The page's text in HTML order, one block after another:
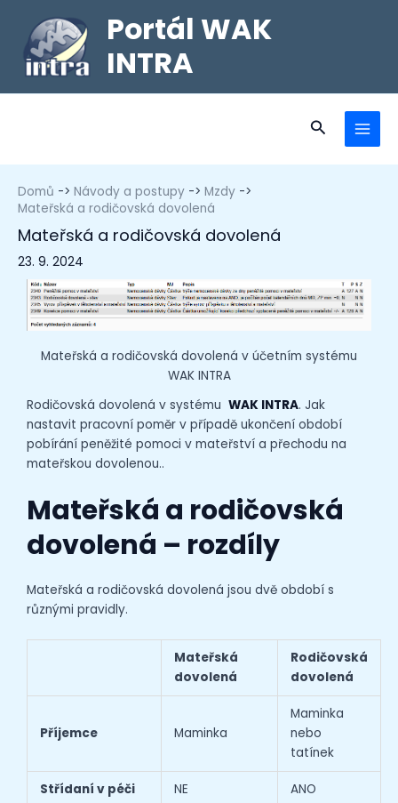
Portál WAK
INTRA
Domů Návody a postupy
Mzdy
Mateřská a rodičovská dovolená
Mateřská a rodičovská dovolená
23. 9. 2024
Mateřská a rodičovská dovolená v účetním systému
WAK INTRA
Rodičovská dovolená v systému WAK INTRA. Jak
nastavit pracovní poměr v případě ukončení období
pobírání peněžité pomoci v mateřství a přechodu na
mateřskou dovolenou..
Mateřská a rodičovská
dovolená – rozdíly
Mateřská a rodičovská dovolená jsou dvě období s
různými pravidly.
Mateřská
dovolená
Rodičovská
dovolená
Příjemce Maminka
Maminka
nebo
tatínek
Střídaní v péči NE ANO